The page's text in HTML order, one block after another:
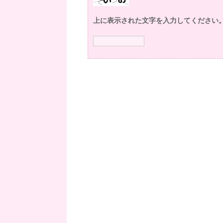
上に表示された文字を入力してください